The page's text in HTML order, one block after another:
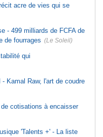
acre de vies qui se
- 499 milliards de FCFA de
de fourrages (Le Soleil)
qui
Kamal Raw, l'art de coudre
cotisations à encaisser
'Talents +' - La liste